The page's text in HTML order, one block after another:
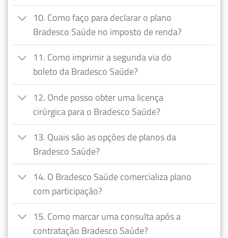
10. Como faço para declarar o plano
Bradesco Saúde no imposto de renda?
11. Como imprimir a segunda via do
boleto da Bradesco Saúde?
12. Onde posso obter uma licença
cirúrgica para o Bradesco Saúde?
13. Quais são as opções de planos da
Bradesco Saúde?
14. O Bradesco Saúde comercializa plano
com participação?
15. Como marcar uma consulta após a
contratação Bradesco Saúde?